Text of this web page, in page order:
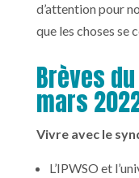
d’attention pour
que les choses se
Brèves
mars
Vivre avec le
L’IPWSO et